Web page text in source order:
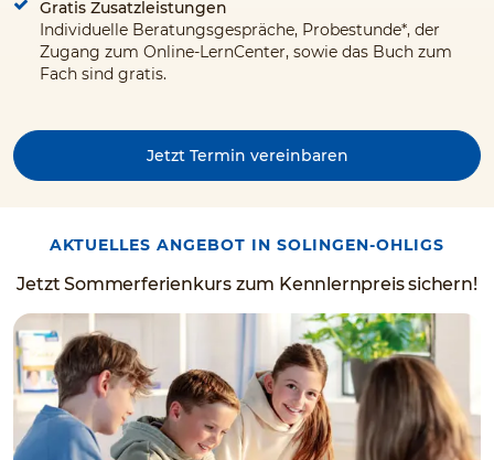
Gratis Zusatzleistungen
Individuelle Beratungsgespräche, Probestunde*, der
Zugang zum Online-LernCenter, sowie das Buch zum
Fach sind gratis.
Jetzt Termin vereinbaren
AKTUELLES ANGEBOT IN SOLINGEN-OHLIGS
Jetzt Sommerferienkurs zum Kennlernpreis sichern!